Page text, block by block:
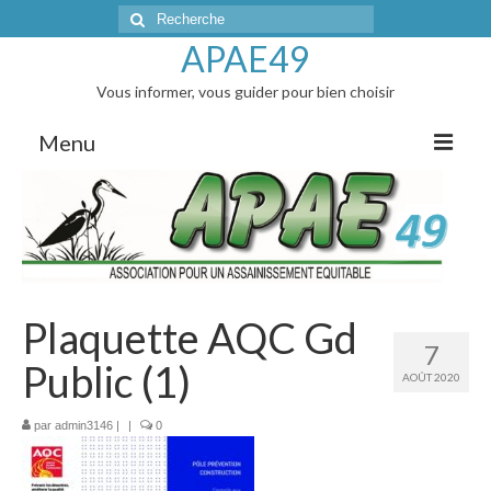
Rechercher
:
APAE49
Vous informer, vous guider pour bien choisir
Menu
Accueil
L’actualité
AG et réunions d’infos
Correspondances avec les Elus
Les membres du bureau
Les vidanges groupées : tarifs 2026
7
AOÛT 2020
Plaquette AQC Gd
Public (1)
par admin3146 | | 0